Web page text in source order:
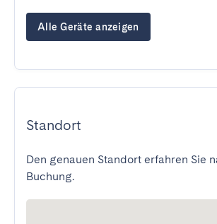
Alle Geräte anzeigen
Standort
Den genauen Standort erfahren Sie
Buchung.